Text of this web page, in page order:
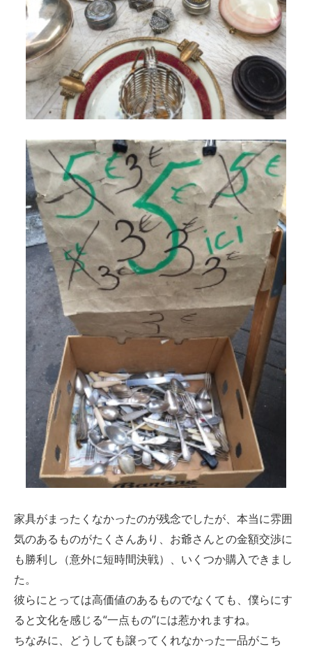
家具がまったくなかったのが残念でしたが、本当に雰囲
気のあるものがたくさんあり、お爺さんとの金額交渉に
も勝利し（意外に短時間決戦）、いくつか購入できまし
た。
彼らにとっては高価値のあるものでなくても、僕らにす
ると文化を感じる“一点もの”には惹かれますね。
ちなみに、どうしても譲ってくれなかった一品がこち